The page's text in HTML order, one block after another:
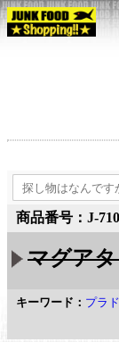
商品番号：J-
マグア
キーワード： プラ